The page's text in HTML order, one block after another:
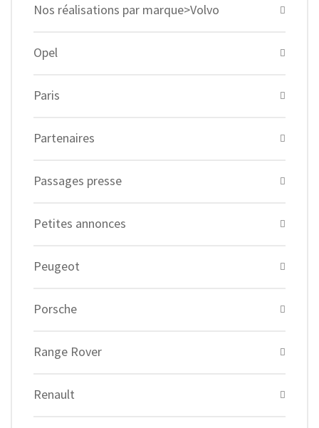
Nos réalisations par marque>Volvo
Opel
Paris
Partenaires
Passages presse
Petites annonces
Peugeot
Porsche
Range Rover
Renault